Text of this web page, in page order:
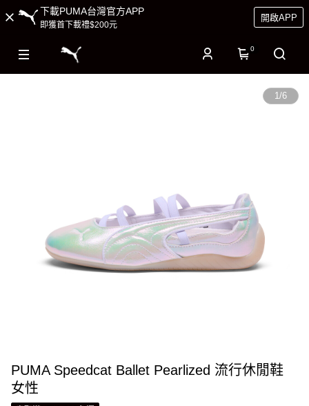
下載PUMA台灣官方APP
即獲首下載禮$200元
開啟APP
0
1/6
PUMA Speedcat Ballet Pearlized 流行休閒鞋
女性